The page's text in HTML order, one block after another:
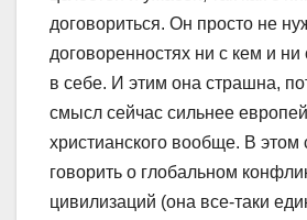
договориться. Он просто не
договоренностях ни с кем и
в себе. И этим она страшна,
смысл сейчас сильнее
христианского вообще. В
говорить о глобальном
цивилизаций (она все-таки